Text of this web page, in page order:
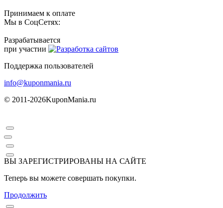
Принимаем к оплате
Мы в СоцСетях:
Разрабатывается
при участии
Поддержка пользователей
info@kuponmania.ru
© 2011-2026KuponMania.ru
ВЫ ЗАРЕГИСТРИРОВАНЫ НА САЙТЕ
Теперь вы можете совершать покупки.
Продолжить